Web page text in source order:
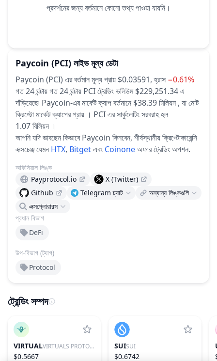
প্রদর্শনের জন্য বর্তমানে কোনো তথ্য পাওয়া যায়নি।
Paycoin (PCI) লাইভ মূল্য ডেটা
Paycoin (PCI) এর বর্তমান মূল্য প্রায় $0.03591, হ্রাস −0.61%
গত 24 ঘন্টায়গত 24 ঘন্টায় PCI ট্রেডিং ভলিউম $229,251.34 এ
দাঁড়িয়েছে৷ Paycoin-এর মার্কেট ক্যাপ বর্তমানে $38.39 মিলিয়ন , যা মোট
ক্রিপ্টো মার্কেট ক্যাপের প্রায় । PCI এর সার্কুলেটিং সরবরাহ হল
1.07 বিলিয়ন ।
আপনি যদি ভাবছেন কিভাবে Paycoin কিনবেন, শীর্ষস্থানীয় ক্রিপ্টোকারেন্সি
এক্সচেঞ্জ যেমন HTX, Bitgetএবং Coinoneঅফার ট্রেডিং অপশন.
প্রধান বিভাগ
DeFi
উপ-বিভাগ (ট্যাগ)
Protocol
অফিসিয়াল লিঙ্ক
Payprotocol.io
X (Twitter)
Github
Telegram চ্যাট
অন্যান্য লিঙ্কগুলি
এক্সপ্লোরারস
ট্রেন্ডিং সম্পদ
VIRTUAL VIRTUALS PROTOCOL
$0.5667
SUISUI
$0.6742